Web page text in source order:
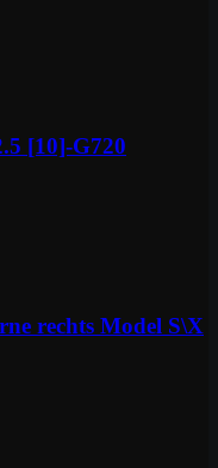
[10]-G720
rechts Model S\X